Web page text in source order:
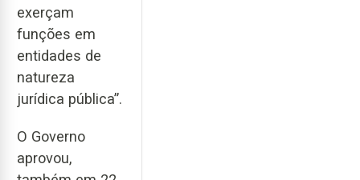
exerçam
funções em
entidades de
natureza
jurídica pública”.
O Governo
aprovou,